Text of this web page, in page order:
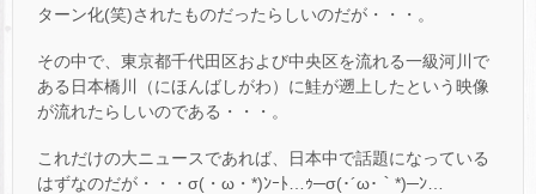
ターン化(笑)されたものだったらしいのだが・・・。
その中で、東京都千代田区および中央区を流れる一級河川で
ある日本橋川（にほんばしがわ）に鮭が遡上したという映像
が流れたらしいのである・・・。
これだけの大ニュースであれば、日本中で話題になっている
はずなのだが・・・σ(・ω・*)ﾝｰﾄ…ｩ─σ(･´ω･｀*)─ﾝ…